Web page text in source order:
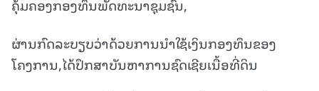
ຄຸ້ມຄອງກອງທຶນພັດທະນາຊຸມຊົນ,
ຜ່ານກົດລະບຽບວ່າດ້ວຍການນຳໃຊ້ເງິນກອງທຶນຂອງ
ໂຄງການ,ໄດ້ປຶກສາບັນຫາການຊົດເຊີຍເນື້ອທີ່ດິນ